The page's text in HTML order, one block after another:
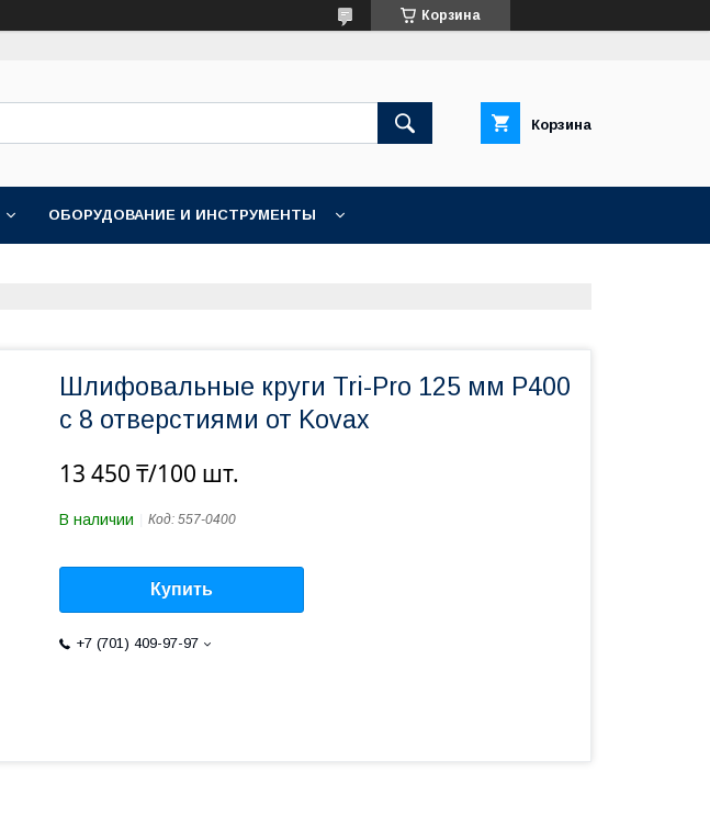
Корзина
Корзина
ОБОРУДОВАНИЕ И ИНСТРУМЕНТЫ
Шлифовальные круги Tri-Pro 125 мм P400
c 8 отверстиями от Kovax
13 450 ₸/100 шт.
В наличии Код: 557-0400
Купить
+7 (701) 409-97-97